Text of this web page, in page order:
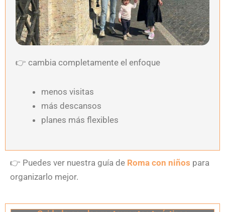
👉 cambia completamente el enfoque
menos visitas
más descansos
planes más flexibles
👉 Puedes ver nuestra guía de Roma con niños para
organizarlo mejor.